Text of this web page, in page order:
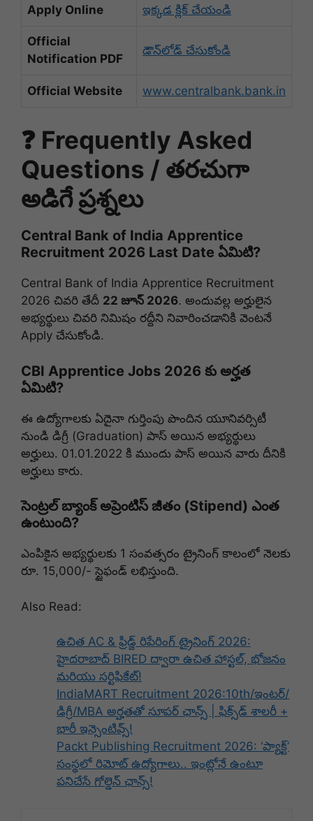
Apply Online ఇక్కడ క్లిక్ చేయండి
Official
Notification PDF
డౌన్‌లోడ్ చేసుకోండి
Official Website www.centralbank.bank.in
❓ Frequently Asked
Questions / తరచుగా
అడిగే ప్రశ్నలు
Central Bank of India Apprentice
Recruitment 2026 Last Date ఏమిటి?
Central Bank of India Apprentice Recruitment
2026 చివరి తేదీ 22 జూన్ 2026. అందువల్ల అర్హులైన
అభ్యర్థులు చివరి నిమిషం రద్దీని నివారించడానికి వెంటనే
Apply చేసుకోండి.
CBI Apprentice Jobs 2026 కు అర్హత
ఏమిటి?
ఈ ఉద్యోగాలకు ఏదైనా గుర్తింపు పొందిన యూనివర్సిటీ
నుండి డిగ్రీ (Graduation) పాస్ అయిన అభ్యర్థులు
అర్హులు. 01.01.2022 కి ముందు పాస్ అయిన వారు దీనికి
అర్హులు కారు.
సెంట్రల్ బ్యాంక్ అప్రెంటిస్ జీతం (Stipend) ఎంత
ఉంటుంది?
ఎంపికైన అభ్యర్థులకు 1 సంవత్సరం ట్రైనింగ్ కాలంలో నెలకు
రూ. 15,000/- స్టైఫండ్ లభిస్తుంది.
Also Read:
ఉచిత AC & ఫ్రిడ్జ్ రిపేరింగ్ ట్రైనింగ్ 2026:
హైదరాబాద్ BIRED ద్వారా ఉచిత హాస్టల్, భోజనం
మరియు సర్టిఫికేట్!
IndiaMART Recruitment 2026:10th/ఇంటర్‌/
డిగ్రీ/MBA అర్హతతో సూపర్ ఛాన్స్ | ఫిక్స్‌డ్ శాలరీ +
భారీ ఇన్సెంటివ్స్!
Packt Publishing Recruitment 2026: ‘ప్యాక్ట్’
సంస్థలో రిమోట్ ఉద్యోగాలు.. ఇంట్లోనే ఉంటూ
పనిచేసే గోల్డెన్ ఛాన్స్!